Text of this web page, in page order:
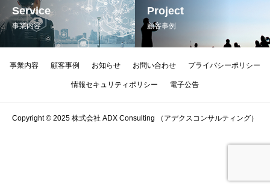
Service
事業内容
Project
顧客事例
事業内容 顧客事例 お知らせ お問い合わせ プライバシーポリシー
情報セキュリティポリシー 電子公告
Copyright © 2025 株式会社 ADX Consulting （アデクスコンサルティング）